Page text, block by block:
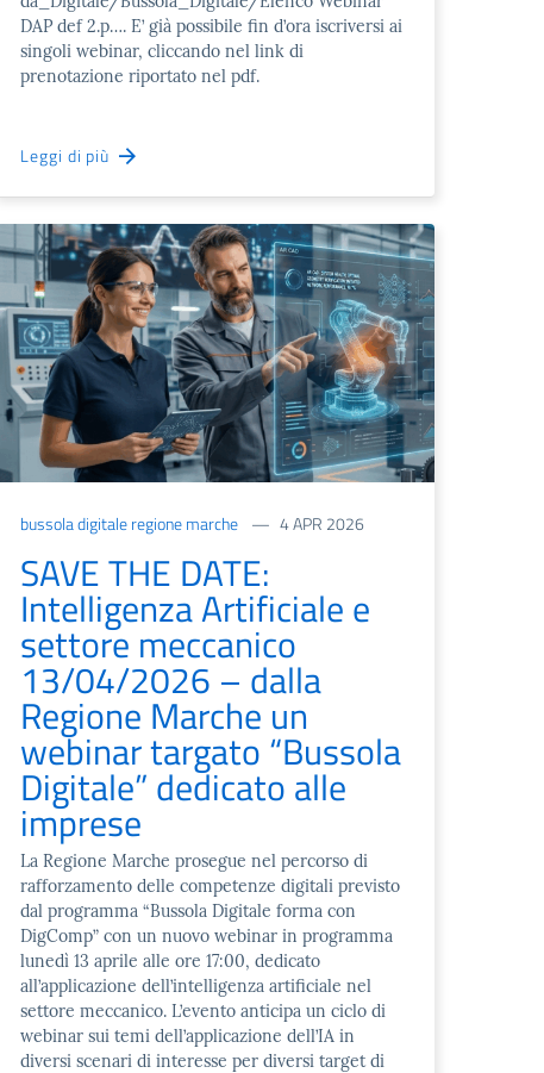
DAP def 2.p…. E’ già possibile fin d’ora iscriversi ai
singoli webinar, cliccando nel link di
prenotazione riportato nel pdf.
Leggi di più
bussola digitale regione marche 4 APR 2026
SAVE THE DATE:
Intelligenza Artificiale e
settore meccanico
13/04/2026 – dalla
Regione Marche un
webinar targato “Bussola
Digitale” dedicato alle
imprese
La Regione Marche prosegue nel percorso di
rafforzamento delle competenze digitali previsto
dal programma “Bussola Digitale forma con
DigComp” con un nuovo webinar in programma
lunedì 13 aprile alle ore 17:00, dedicato
all’applicazione dell’intelligenza artificiale nel
settore meccanico. L’evento anticipa un ciclo di
webinar sui temi dell’applicazione dell’IA in
diversi scenari di interesse per diversi target di